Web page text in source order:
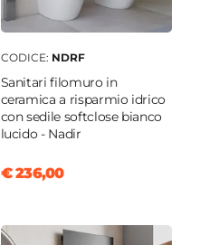
CODICE: NDRF
Sanitari filomuro in
ceramica a risparmio idrico
con sedile softclose bianco
lucido - Nadir
€ 236,00